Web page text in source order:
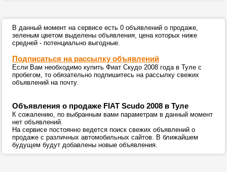
В данный момент на сервисе есть 0 объявлений о продаже,
зеленым цветом выделены объявления, цена которых ниже
средней - потенциально выгодные.
Подписаться на рассылку объявлений
Если Вам необходимо купить Фиат Скудо 2008 года в Туле с
пробегом, то обязательно подпишитесь на рассылку свежих
объявлений на почту.
Объявления о продаже FIAT Scudo 2008 в Туле
К сожалению, по выбранным вами параметрам в данный момент
нет объявлений.
На сервисе постоянно ведется поиск свежих объявлений о
продаже с различных автомобильных сайтов. В ближайшем
будущем будут добавлены новые объявления.